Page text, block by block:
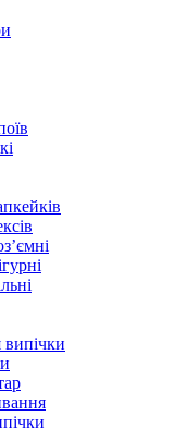
випічки